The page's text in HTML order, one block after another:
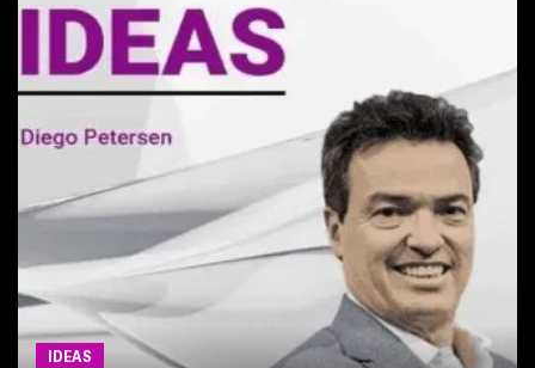
IDEAS